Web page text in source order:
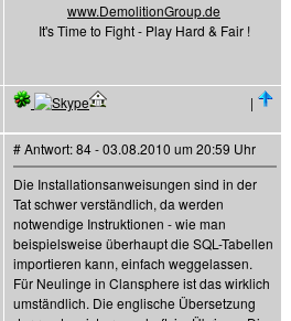
www.DemolitionGroup.de
It's Time to Fight - Play Hard & Fair !
|
# Antwort: 84 - 03.08.2010 um 20:59 Uhr
Die Installationsanweisungen sind in der
Tat schwer verständlich, da werden
notwendige Instruktionen - wie man
beispielsweise überhaupt die SQL-Tabellen
importieren kann, einfach weggelassen.
Für Neulinge in Clansphere ist das wirklich
umständlich. Die englische Übersetzung